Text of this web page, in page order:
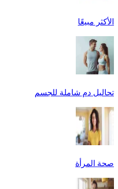
الأكثر مبيعًا
تحاليل دم شاملة للجسم
صحة المرأة